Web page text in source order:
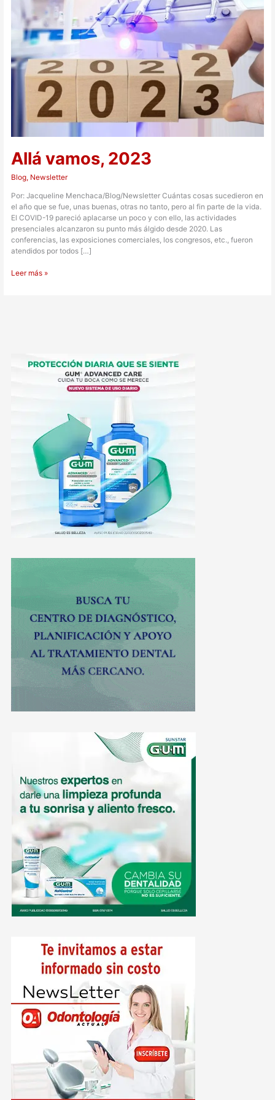
Allá vamos, 2023
Blog, Newsletter
Por: Jacqueline Menchaca/Blog/Newsletter Cuántas cosas sucedieron en
el año que se fue, unas buenas, otras no tanto, pero al fin parte de la vida.
El COVID-19 pareció aplacarse un poco y con ello, las actividades
presenciales alcanzaron su punto más álgido desde 2020. Las
conferencias, las exposiciones comerciales, los congresos, etc., fueron
atendidos por todos […]
Leer más »